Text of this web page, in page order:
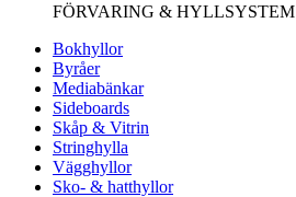
FÖRVARING & HYLLSYSTEM
Bokhyllor
Byråer
Mediabänkar
Sideboards
Skåp & Vitrin
Stringhylla
Vägghyllor
Sko- & hatthyllor